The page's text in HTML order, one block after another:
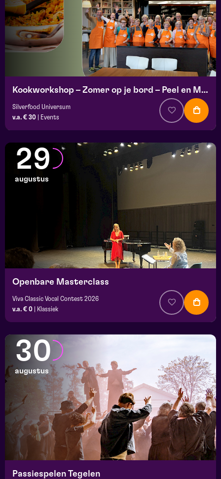
Kookworkshop – Zomer op je bord – Peel en Maas
Silverfood Universum
v.a. € 30
Events
29
augustus
Openbare Masterclass
Viva Classic Vocal Contest 2026
v.a. € 0
Klassiek
30
augustus
Passiespelen Tegelen